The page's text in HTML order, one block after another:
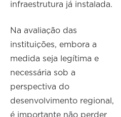
infraestrutura já instalada.
Na avaliação das
instituições, embora a
medida seja legítima e
necessária sob a
perspectiva do
desenvolvimento regional,
é importante não perder